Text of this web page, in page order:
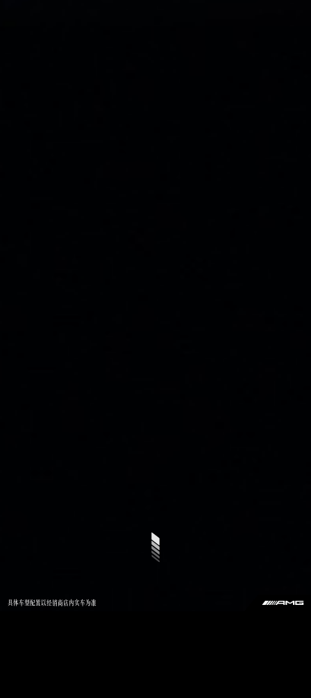
具体车型配置以经销商店内实车为准